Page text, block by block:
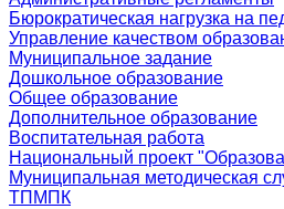
Бюрократическая нагрузка на
Управление качеством
Муниципальное задание
Дошкольное образование
Общее образование
Дополнительное образование
Воспитательная работа
Национальный проект
Муниципальная методическая
ТПМПК